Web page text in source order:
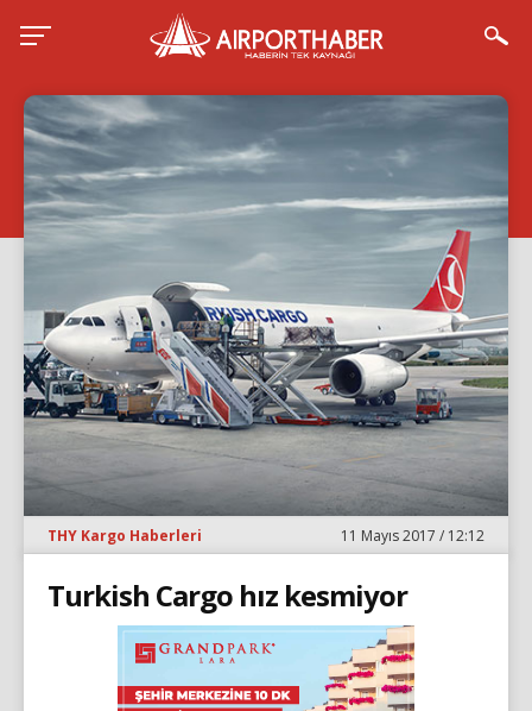
THY Kargo Haberleri 11 Mayıs 2017 / 12:12
Turkish Cargo hız kesmiyor